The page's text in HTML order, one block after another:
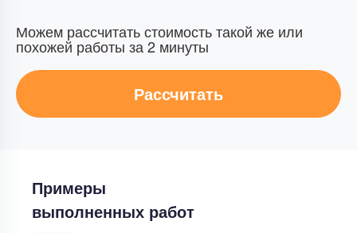
Можем рассчитать стоимость такой же или
похожей работы за 2 минуты
Рассчитать
Примеры
выполненных работ